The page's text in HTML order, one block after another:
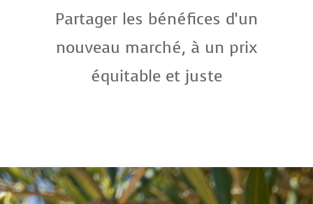
Partager les bénéfices d’un
nouveau marché, à un prix
équitable et juste